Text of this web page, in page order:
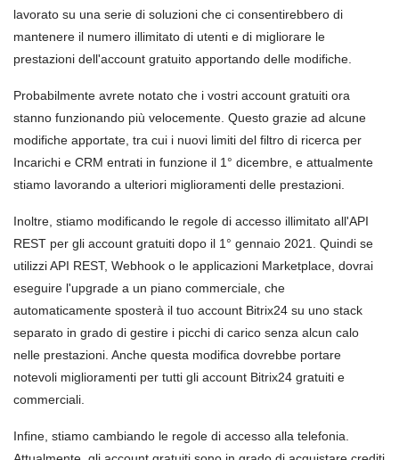
lavorato su una serie di soluzioni che ci consentirebbero di
mantenere il numero illimitato di utenti e di migliorare le
prestazioni dell'account gratuito apportando delle modifiche.
Probabilmente avrete notato che i vostri account gratuiti ora
stanno funzionando più velocemente. Questo grazie ad alcune
modifiche apportate, tra cui i nuovi limiti del filtro di ricerca per
Incarichi e CRM entrati in funzione il 1° dicembre, e attualmente
stiamo lavorando a ulteriori miglioramenti delle prestazioni.
Inoltre, stiamo modificando le regole di accesso illimitato all'API
REST per gli account gratuiti dopo il 1° gennaio 2021. Quindi se
utilizzi API REST, Webhook o le applicazioni Marketplace, dovrai
eseguire l'upgrade a un piano commerciale, che
automaticamente sposterà il tuo account Bitrix24 su uno stack
separato in grado di gestire i picchi di carico senza alcun calo
nelle prestazioni. Anche questa modifica dovrebbe portare
notevoli miglioramenti per tutti gli account Bitrix24 gratuiti e
commerciali.
Infine, stiamo cambiando le regole di accesso alla telefonia.